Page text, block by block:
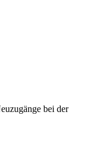
bei der